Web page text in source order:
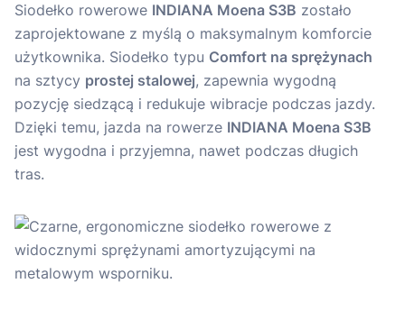
Siodełko rowerowe INDIANA Moena S3B zostało
zaprojektowane z myślą o maksymalnym komforcie
użytkownika. Siodełko typu Comfort na sprężynach
na sztycy prostej stalowej, zapewnia wygodną
pozycję siedzącą i redukuje wibracje podczas jazdy.
Dzięki temu, jazda na rowerze INDIANA Moena S3B
jest wygodna i przyjemna, nawet podczas długich
tras.